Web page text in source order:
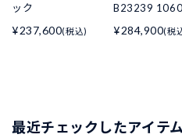
ック
¥237,600(税込)
B23239
¥284,900(税
最近チェックしたアイテム